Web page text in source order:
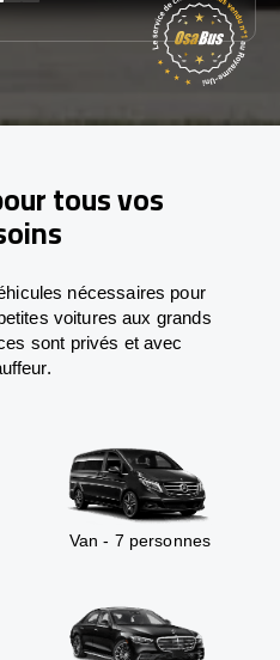
tous vos
nécessaires pour
voitures aux grands
sont privés et avec
Van - 7 personnes